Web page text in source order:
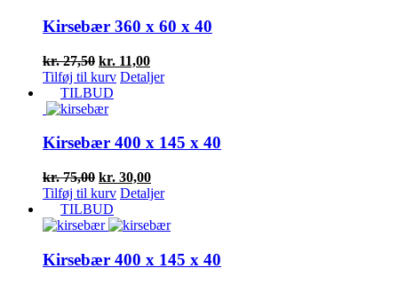
Kirsebær 360 x 60 x 40
kr.27,50 Den
oprindelige
pris
var:
kr. 11,00Den
aktuelle
Tilføj til kurv Detaljer
TILBUD
Kirsebær 400 x 145 x 40
kr.75,00 Den
oprindelige
pris
var:
kr. 30,00Den
aktuelle
er:
Tilføj til kurv Detaljer
TILBUD
Kirsebær 400 x 145 x 40